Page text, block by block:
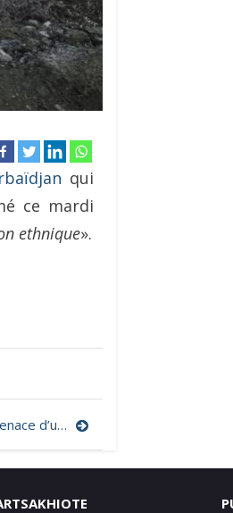
qui
ce mardi
ethnique».
L’Eveil : Pourquoi l’Arménie vit sous la menace d’une reprise du conflit avec l’Azerbaïdjan